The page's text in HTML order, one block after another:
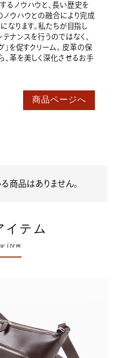
るノウハウと、長い歴史を
ウハウとの融合により完成
なります。私たちが目指し
ナンスを行うのではなく、
」を促すクリーム。 皮革の保
革を美しく深化させるお手
商品ページへ
商品はありません。
イテム
item